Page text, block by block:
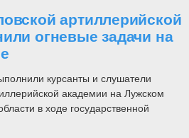
артиллерийской
огневые задачи на
курсанты и слушатели
академии на Лужском
в ходе государственной